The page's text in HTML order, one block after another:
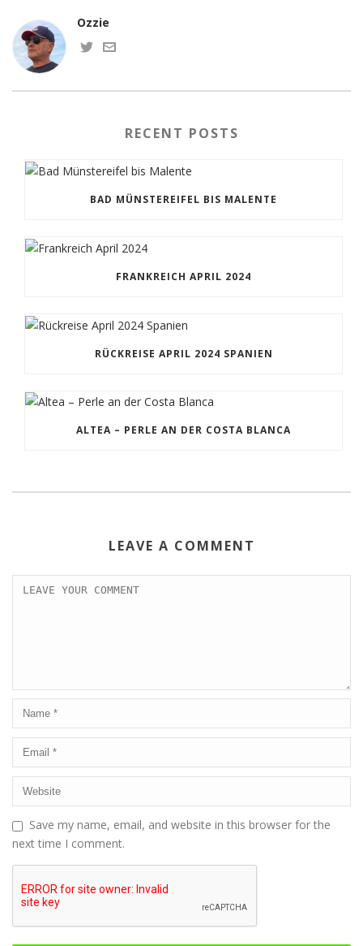
Ozzie
RECENT POSTS
BAD MÜNSTEREIFEL BIS MALENTE
FRANKREICH APRIL 2024
RÜCKREISE APRIL 2024 SPANIEN
ALTEA – PERLE AN DER COSTA BLANCA
LEAVE A COMMENT
Save my name, email, and website in this browser for the
next time I comment.